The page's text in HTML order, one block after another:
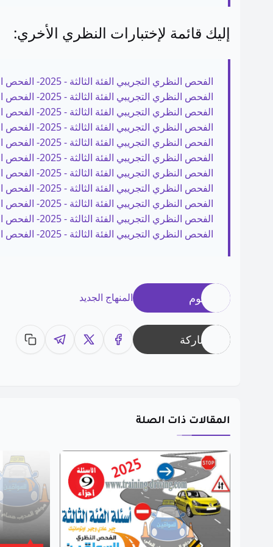
إليك قائمة لإختبارات النظري الأخري:
الفحص النظري التجريبي الفئة الثالثة - 2025- الفحص الأول
الفحص النظري التجريبي الفئة الثالثة - 2025- الفحص الثاني
الفحص النظري التجريبي الفئة الثالثة - 2025- الفحص الثالث
الفحص النظري التجريبي الفئة الثالثة - 2025- الفحص الرابع
الفحص النظري التجريبي الفئة الثالثة - 2025- الفحص الخامس
الفحص النظري التجريبي الفئة الثالثة - 2025- الفحص السادس
الفحص النظري التجريبي الفئة الثالثة - 2025- الفحص السابع
الفحص النظري التجريبي الفئة الثالثة - 2025- الفحص الثامن
الفحص النظري التجريبي الفئة الثالثة - 2025- الفحص التاسع
الفحص النظري التجريبي الفئة الثالثة - 2025- الفحص العاشر
الفحص النظري التجريبي الفئة الثالثة - 2025- الفحص الحادي عشر
وسوم المنهاج الجديد
مشاركة
المقالات ذات الصلة